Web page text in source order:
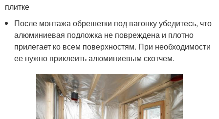
плитке
После монтажа обрешетки под вагонку убедитесь, что
алюминиевая подложка не повреждена и плотно
прилегает ко всем поверхностям. При необходимости
ее нужно приклеить алюминиевым скотчем.